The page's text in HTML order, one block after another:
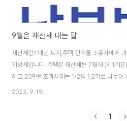
9월은 재산세 내는 달
재산세란? 매년 토지,주택 건축물 소유자에게
지방세입니다. 주택분 재산세는 7월에 (제1기
하고 20만원초과시에는 1/2씩 1,2기로 나누
월 31일 / 2기 - 9월 16일 ~9월 30일 ) 목차 재
2023. 9. 19.
1